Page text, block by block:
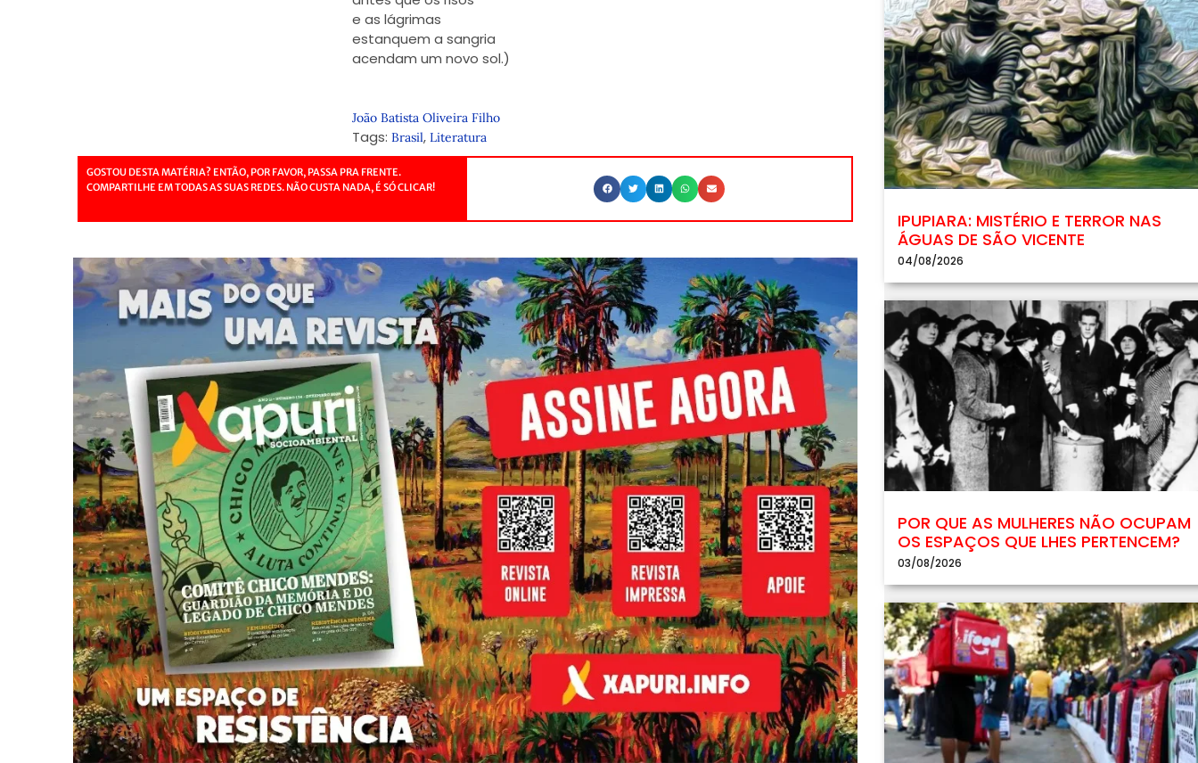
e as lágrimas
estanquem a sangria
acendam um novo sol.)
João Batista Oliveira Filho
Tags:Brasil,Literatura
GOSTOU DESTA MATÉRIA? ENTÃO, POR FAVOR, PASSA PRA FRENTE.
COMPARTILHE EM TODAS AS SUAS REDES. NÃO CUSTA NADA, É SÓ CLICAR!
IPUPIARA: MISTÉRIO E TERROR NAS
ÁGUAS DE SÃO VICENTE
04/08/2026
POR QUE AS MULHERES NÃO OCUPAM
OS ESPAÇOS QUE LHES PERTENCEM?
03/08/2026